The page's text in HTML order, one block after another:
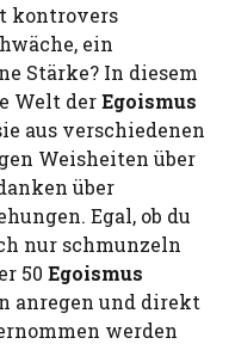
kontrovers
ein
Stärke? In diesem
Welt derEgoismus
aus verschiedenen
Weisheiten über
über
Egal, ob du
nur schmunzeln
50 Egoismus
anregen und direkt
werden